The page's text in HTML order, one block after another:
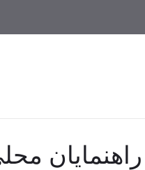
محلی